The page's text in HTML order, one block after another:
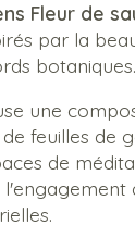
Fleur de
par la
botaniques.
une
feuilles de
de